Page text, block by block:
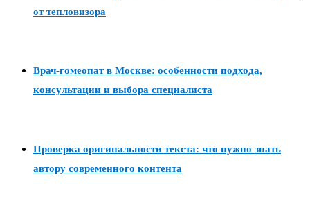
от тепловизора
Врач-гомеопат в Москве: особенности подхода,
консультации и выбора специалиста
Проверка оригинальности текста: что нужно знать
автору современного контента